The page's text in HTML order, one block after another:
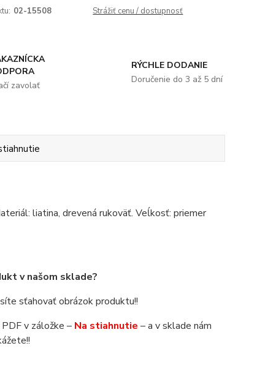
02-15508 Strážiť cenu / dostupnosť
zavolať
RÝCHLE DODANIE
Doručenie do 3 až 5 dní
liatina, drevená rukoväť. Veĺkosť: priemer
v našom sklade?
sťahovať obrázok produktu!!
v záložke – Na stiahnutie – a v sklade nám